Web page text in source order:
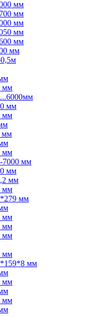
мм
мм
мм
мм
мм
мм
мм
мм
мм
мм
мм
7000 мм
мм
мм
мм
мм
мм
мм
мм
мм
мм
мм
мм